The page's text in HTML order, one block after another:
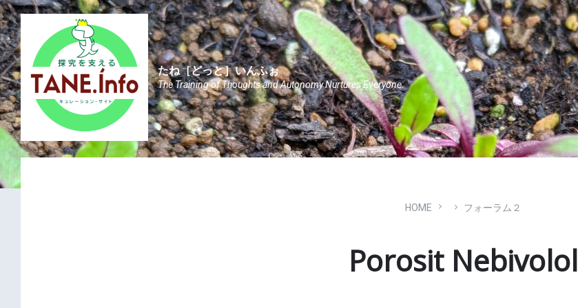
Skip
to
content
Skip
to
main
navigation
Skip
to
footer
たね［どっと］いんふぉ
The Training of Thoughts and Autonomy Nurtures Everyone.
HOME フォーラム２
Porosit Nebivolol